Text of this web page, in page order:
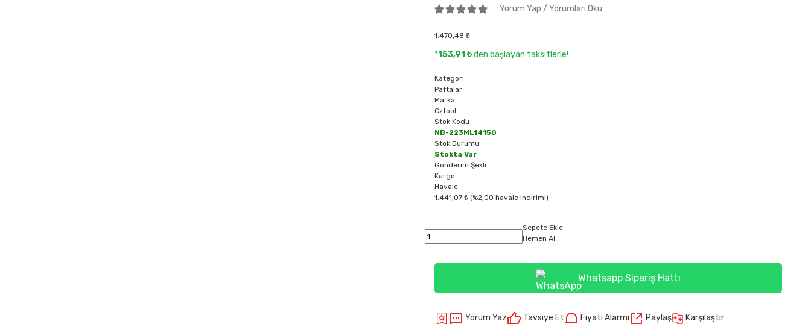
Yorum Yap / Yorumları Oku
1.470,48 ₺
*153,91 ₺den başlayan taksitlerle!
Kategori
Paftalar
Marka
Cztool
Stok Kodu
NB-223ML14150
Stok Durumu
Stokta Var
Gönderim Şekli
Kargo
Havale
1.441,07 ₺ (%2,00 havale indirimi)
Sepete Ekle
Hemen Al
Whatsapp Sipariş Hattı
Yorum Yaz Tavsiye Et Fiyatı Alarmı Paylaş Karşılaştır